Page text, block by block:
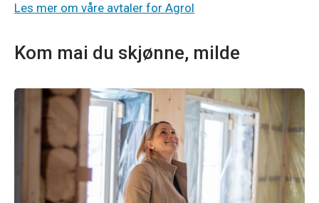
Les mer om våre avtaler for Agrol
Kom mai du skjønne, milde